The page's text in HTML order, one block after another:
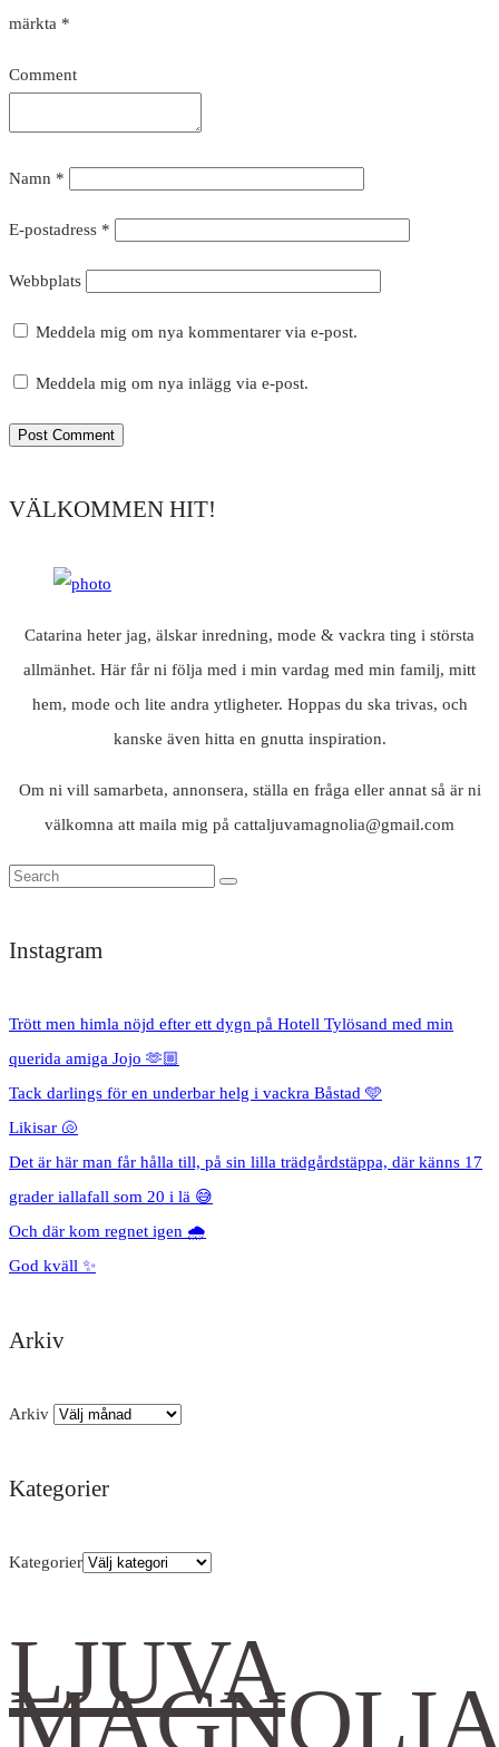
märkta *
Comment
Namn *
E-postadress *
Webbplats
Meddela mig om nya kommentarer via e-post.
Meddela mig om nya inlägg via e-post.
VÄLKOMMEN HIT!
Catarina heter jag, älskar inredning, mode & vackra ting i största
allmänhet. Här får ni följa med i min vardag med min familj, mitt
hem, mode och lite andra ytligheter. Hoppas du ska trivas, och
kanske även hitta en gnutta inspiration.
Om ni vill samarbeta, annonsera, ställa en fråga eller annat så är ni
välkomna att maila mig på cattaljuvamagnolia@gmail.com
Instagram
Trött men himla nöjd efter ett dygn på Hotell Tylösand med min
querida amiga Jojo 🫶🏼
Tack darlings för en underbar helg i vackra Båstad 🩵
Likisar 🐚
Det är här man får hålla till, på sin lilla trädgårdstäppa, där känns 17
grader iallafall som 20 i lä 😅
Och där kom regnet igen 🌧️
God kväll ✨
Arkiv
Arkiv
Kategorier
Kategorier
LJUVA